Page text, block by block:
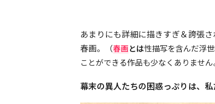
あまりにも詳細に描きすぎ＆誇張
春画。
（春画とは性描写を含んだ浮
ことができる作品も少なくありません
幕末の異人たちの困惑っぷりは、